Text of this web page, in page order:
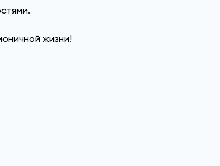
жизни!